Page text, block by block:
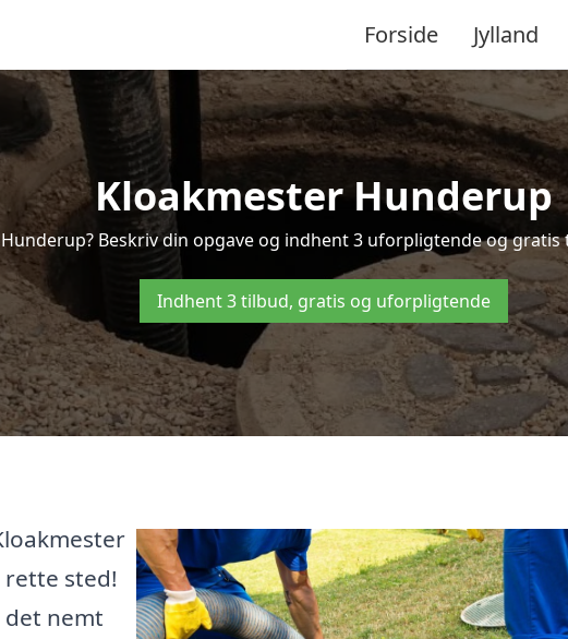
Forside Jylland
Kloakmester Hunderup
Beskriv din opgave og indhent 3 uforpligtende og
Indhent 3 tilbud, gratis og uforpligtende
sted!
det nemt